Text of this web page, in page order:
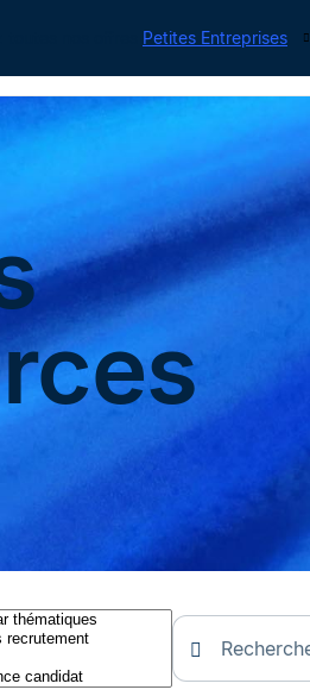
Petites Entreprises
ERP Finance